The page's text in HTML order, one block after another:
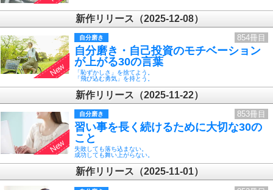
新作リリース（2025-12-08）
自分磨き 854冊目
自分磨き・自己投資のモチベーション
が上がる30の言葉
「恥ずかしさ」を捨てよう。
「飛び込む勇気」を持とう。
新作リリース（2025-11-22）
自分磨き 853冊目
習い事を長く続けるために大切な30の
こと
失敗しても落ち込まない。
成功しても舞い上がらない。
新作リリース（2025-11-01）